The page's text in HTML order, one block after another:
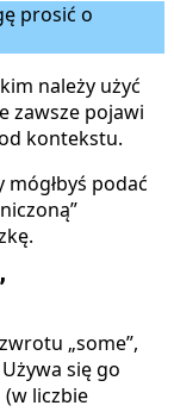
prosić o
należy użyć
zawsze pojawi
kontekstu.
mógłbyś podać
„some”,
się go
liczbie